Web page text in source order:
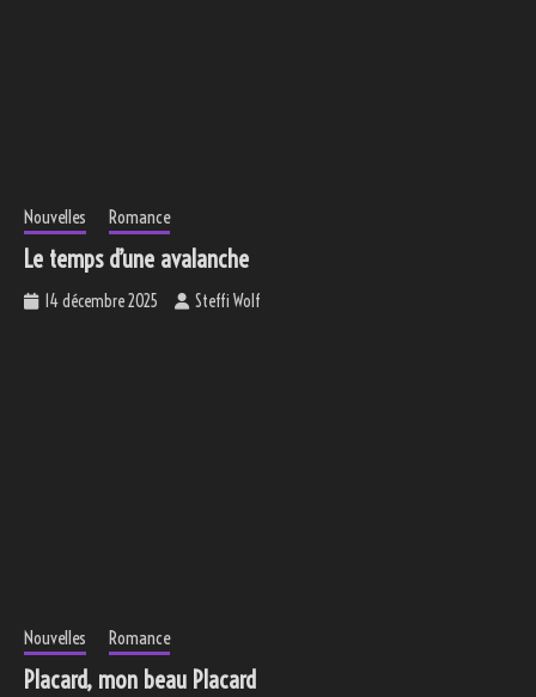
Nouvelles Romance
Le temps d’une avalanche
14 décembre 2025 Steffi Wolf
Nouvelles Romance
Placard, mon beau Placard